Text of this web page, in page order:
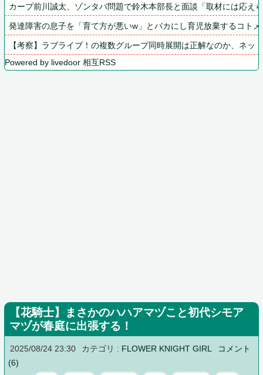
カープ前川誠太、ゾンタバ問題で鈴木本部長と面談「取材には応え
発達障害の息子を「育て方が悪いw」とバカにし育児放棄するコト
【考察】ラブライブ！の複数グループ同時展開は正解なのか、ネッ
Powered by livedoor 相互RSS
【花騎士】まさかのハハアマヅこと初代シモア
マヅが春庭に出張する！
2025/08/24 23:30 カテゴリ : FLOWER KNIGHT GIRL
コメント
(6)